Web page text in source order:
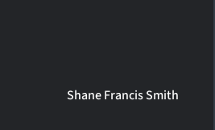
Shane Francis Smith